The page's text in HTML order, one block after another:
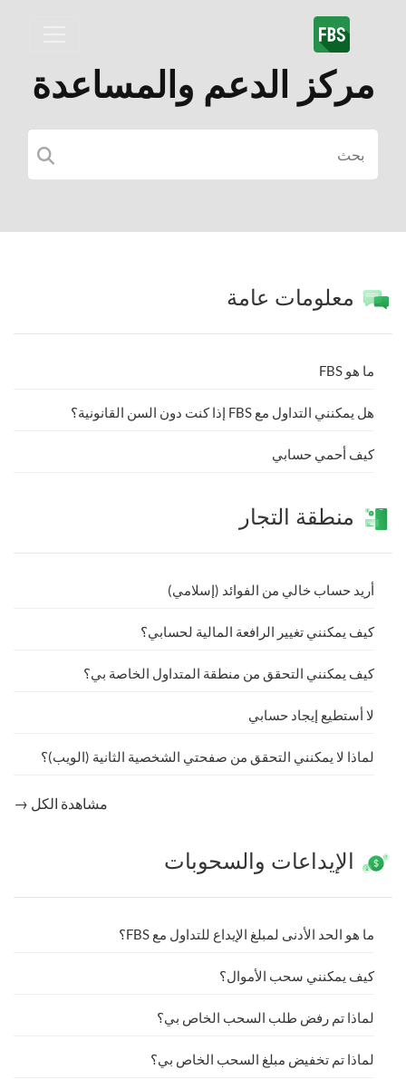
مركز الدعم والمساعدة
معلومات عامة
ما هو FBS
هل يمكنني التداول مع FBS إذا كنت دون السن القانونية؟
كيف أحمي حسابي
منطقة التجار
أريد حساب خالي من الفوائد (إسلامي)
كيف يمكنني تغيير الرافعة المالية لحسابي؟
كيف يمكنني التحقق من منطقة المتداول الخاصة بي؟
لا أستطيع إيجاد حسابي
لماذا لا يمكنني التحقق من صفحتي الشخصية الثانية (الويب)؟
مشاهدة الكل →
الإيداعات والسحوبات
ما هو الحد الأدنى لمبلغ الإيداع للتداول مع FBS؟
كيف يمكنني سحب الأموال؟
لماذا تم رفض طلب السحب الخاص بي؟
لماذا تم تخفيض مبلغ السحب الخاص بي؟